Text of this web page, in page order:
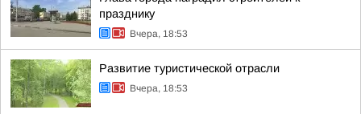
празднику
Вчера, 18:53
Развитие туристической отрасли
Вчера, 18:53